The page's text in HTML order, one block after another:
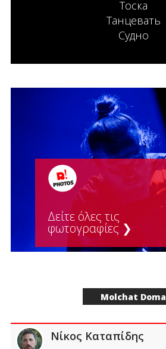
Тоска
Танцевать
Судно
Δείτε όλες τις
φωτογραφίες ❯
Molchat Doma
Νίκος Καταπίδης